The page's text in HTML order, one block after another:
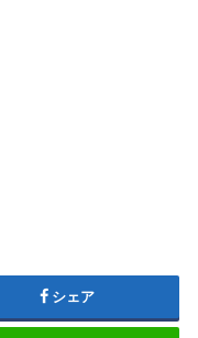
シェア